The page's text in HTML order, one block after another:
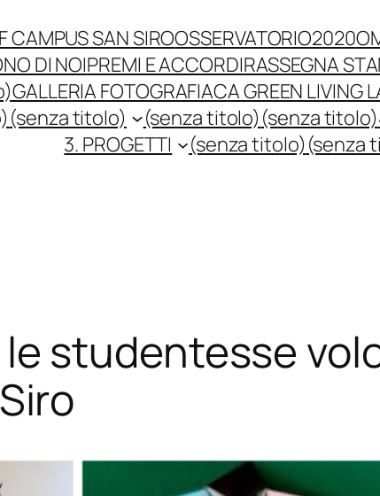
CAMPUS SAN SIROOSSERVATORIO2020
DI NOIPREMI E ACCORDIRASSEGNA
GALLERIA FOTOGRAFIACA GREEN LIVING
(senza titolo) (senza titolo) (senza titolo)
3. PROGETTI
(senza titolo) (senza
studentesse